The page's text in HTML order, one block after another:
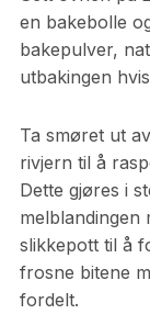
en bakebolle
bakepulver,
utbakingen
Ta smøret ut
rivjern til å
Dette gjøres i
melblandingen
slikkepott til å
frosne bitene
fordelt.